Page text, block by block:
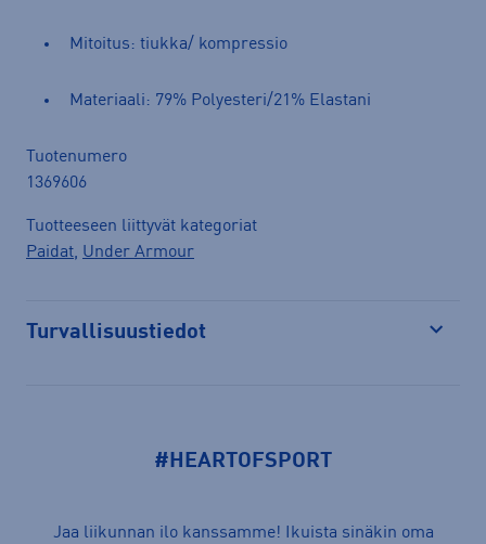
Mitoitus: tiukka/ kompressio
Materiaali: 79% Polyesteri/21% Elastani
Tuotenumero
1369606
Tuotteeseen liittyvät kategoriat
Paidat, Under Armour
Turvallisuustiedot
#HEARTOFSPORT
Jaa liikunnan ilo kanssamme! Ikuista sinäkin oma